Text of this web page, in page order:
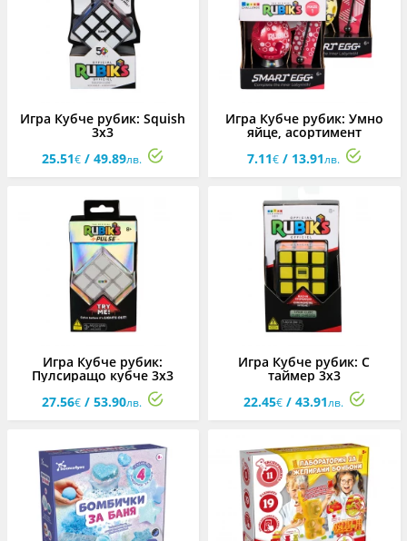
Игра Кубче рубик: Squish
3х3
25.51€ / 49.89лв.
Игра Кубче рубик: Умно
яйце, асортимент
7.11€/ 13.91лв.
Игра Кубче рубик:
Пулсиращо кубче 3х3
27.56€ / 53.90лв.
Игра Кубче рубик: С
таймер 3х3
22.45€/ 43.91лв.